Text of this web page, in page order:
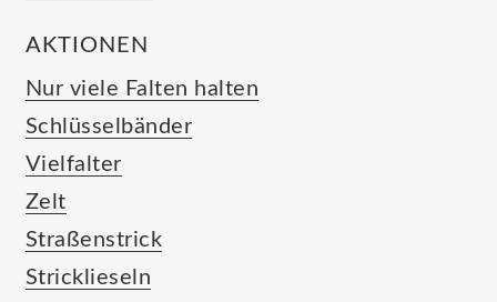
AKTIONEN
Nur viele Falten halten
Schlüsselbänder
Vielfalter
Zelt
Straßenstrick
Stricklieseln